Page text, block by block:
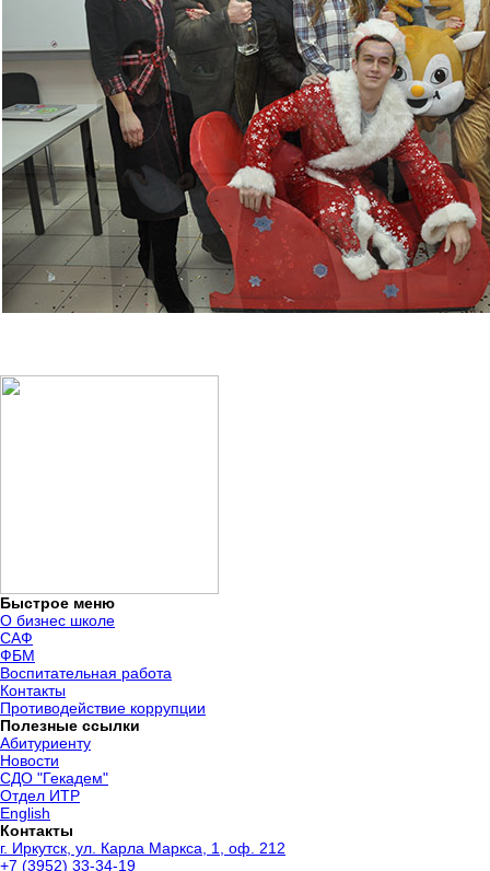
Быстрое меню
О бизнес школе
САФ
ФБМ
Воспитательная работа
Контакты
Противодействие коррупции
Полезные ссылки
Абитуриенту
Новости
СДО "Гекадем"
Отдел ИТР
English
Контакты
г. Иркутск, ул. Карла Маркса, 1, оф. 212
+7 (3952) 33-34-19